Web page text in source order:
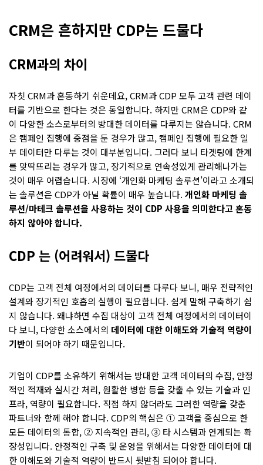
CRM은 흔하지만 CDP는 드물다
CRM과의 차이
자칫 CRM과 혼동하기 쉬운데요, CRM과 CDP 모두 고객 관련 데이
터를 기반으로 한다는 것은 동일합니다. 하지만 CRM은 CDP와 같
이 다양한 소스로부터의 방대한 데이터를 다루지는 않습니다. CRM
은 캠페인 집행에 중점을 둔 경우가 많고, 캠페인 집행에 필요한 일
부 데이터만 다루는 것이 대부분입니다. 그러다 보니 타겟팅에 한계
를 맞딱뜨리는 경우가 많고, 장기적으로 연속성있게 관리해나가는
것이 매우 어렵습니다. 시장에 ‘개인화 마케팅 솔루션’이라고 소개되
는 솔루션은 CDP가 아닐 확률이 매우 높습니다. 개인화 마케팅 솔
루션/마테크 솔루션을 사용하는 것이 CDP 사용을 의미한다고 혼동
하지 않아야 합니다.
CDP 는 (어려워서) 드물다
CDP는 고객 전체 여정에서의 데이터를 다루다 보니, 매우 전략적인
설계와 장기적인 호흡의 실행이 필요합니다. 쉽게 말해 구축하기 쉽
지 않습니다. 왜냐하면 수집 대상이 고객 전체 여정에서의 데이터이
다 보니, 다양한 소스에서의 데이터에 대한 이해도와 기술적 역량이
기반이 되어야 하기 때문입니다.
기업이 CDP를 소유하기 위해서는 방대한 고객 데이터의 수집, 안정
적인 적재와 실시간 처리, 원활한 병합 등을 갖출 수 있는 기술과 인
프라, 역량이 필요합니다. 직접 하지 않더라도 그러한 역량을 갖춘
파트너와 함께 해야 합니다. CDP의 핵심은 ① 고객을 중심으로 한
모든 데이터의 통합, ② 지속적인 관리, ③ 타 시스템과 연계되는 확
장성입니다. 안정적인 구축 및 운영을 위해서는 다양한 데이터에 대
한 이해도와 기술적 역량이 반드시 뒷받침 되어야 합니다.